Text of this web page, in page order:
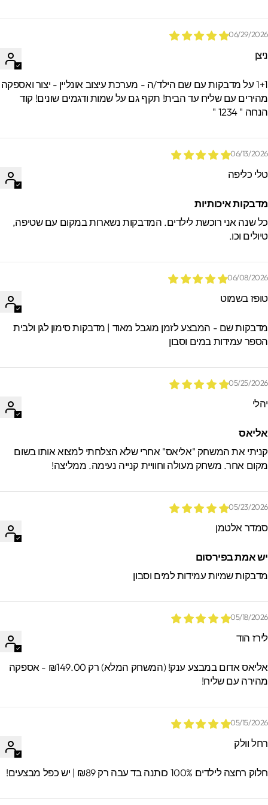
06/29/
1+1 על מדבקות עם שם הילד/ה - מערכת עיצוב אונליין - יצור ואספקה
עם שליח עד הבית! תקף גם על שמות ודגמים שונים! קוד
" 1234 "
06/13/
כליפה
איכותיות
שנה אני רוכשת לילדים. המדבקות נשארות במקום עם שטיפה,
וכו.
06/08/
בשמוט
שם - המבצע לזמן מוגבל מאוד | מדבקות סימון לגן ולבית
עמידות במים וסבון
05/25/
את המשחק "אליאס" אחרי שלא הצלחתי למצוא אותו בשום
אחר. משחק מעולה וחוויית קנייה נעימה. ממליצה!
05/23/
אלטמן
אמת בפירסום
שמיות עמידות למים וסבון
05/18/
הוד
אליאס אדום במבצע ענק! (המשחק המלא) רק ₪149.00 - אספקה
עם שליח!
05/15/
וולק
רחצה לילדים 100% כותנה בד עבה רק ₪89 | יש כפל מבצעים!